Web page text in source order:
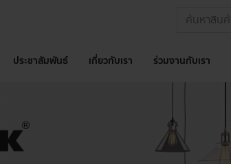
ประชาสัมพันธ์ เกี่ยวกับเรา ร่วมงานกับเรา